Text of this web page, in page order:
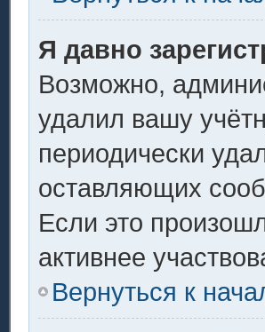
Я давно
Возможно,
удалил вашу
периодически
оставляющих
Если это
активнее
Вернуться к